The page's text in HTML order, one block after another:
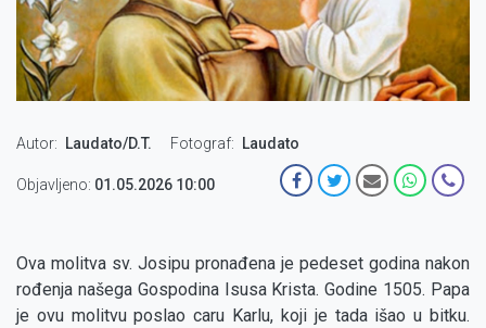
Autor Laudato/D.T. Fotograf Laudato
Objavljeno: 01.05.2026 10:00
Ova molitva sv. Josipu pronađena je pedeset godina nakon
rođenja našega Gospodina Isusa Krista. Godine 1505. Papa
je ovu molitvu poslao caru Karlu, koji je tada išao u bitku.